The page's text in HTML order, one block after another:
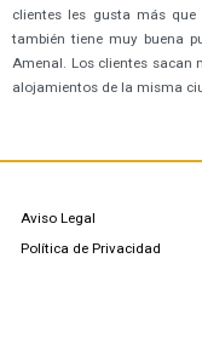
clientes les gusta más
también tiene muy buena
Amenal. Los clientes sacan
alojamientos de la misma
Aviso Legal
Política de Privacidad